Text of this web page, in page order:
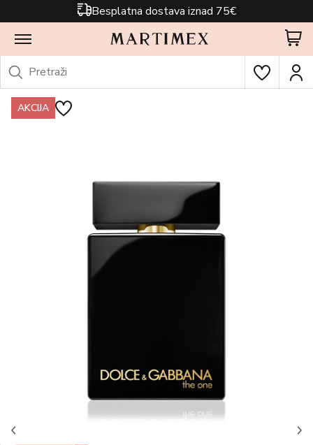
Besplatna dostava iznad 75€
AKCIJA